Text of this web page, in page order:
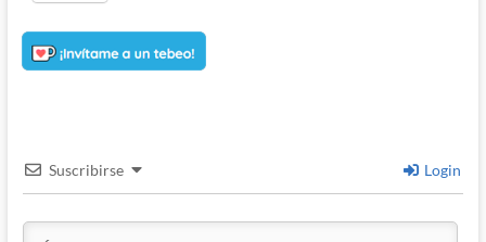
Suscribirse Login